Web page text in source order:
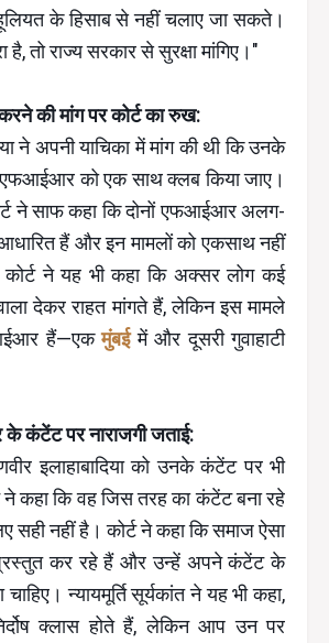
के हिसाब से नहीं चलाए जा सकते।
तो राज्य सरकार से सुरक्षा मांगिए।"
की मांग पर कोर्ट का रुख:
ने अपनी याचिका में मांग की थी कि उनके
एफआईआर को एक साथ क्लब किया जाए।
ने साफ कहा कि दोनों एफआईआर अलग-
हैं और इन मामलों को एकसाथ नहीं
ने यह भी कहा कि अक्सर लोग कई
देकर राहत मांगते हैं, लेकिन इस मामले
हैं—एकमुंबईमें और दूसरी गुवाहाटी
के कंटेंट पर नाराजगी जताई:
इलाहाबादिया को उनके कंटेंट पर भी
ने कहा कि वह जिस तरह का कंटेंट बना रहे
सही नहीं है। कोर्ट ने कहा कि समाज ऐसा
कर रहे हैं और उन्हें अपने कंटेंट के
न्यायमूर्ति सूर्यकांत ने यह भी कहा,
क्लास होते हैं, लेकिन आप उन पर